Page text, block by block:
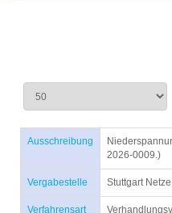
Ausschreibung
2026-0009.)
Vergabestelle Stuttgart
Verfahrensart